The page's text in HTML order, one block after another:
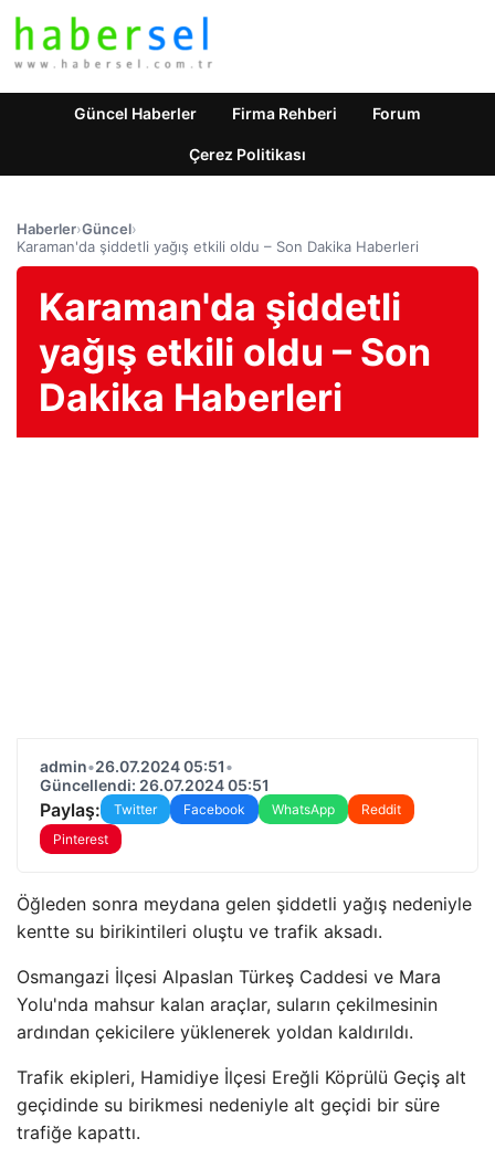
Güncel Haberler Firma Rehberi Forum
Çerez Politikası
Haberler›Güncel›
Karaman'da şiddetli yağış etkili oldu – Son Dakika Haberleri
Karaman'da şiddetli
yağış etkili oldu – Son
Dakika Haberleri
admin•26.07.2024 05:51•
Güncellendi: 26.07.2024 05:51
Paylaş: Twitter Facebook WhatsApp
Reddit
Pinterest
Öğleden sonra meydana gelen şiddetli yağış nedeniyle
kentte su birikintileri oluştu ve trafik aksadı.
Osmangazi İlçesi Alpaslan Türkeş Caddesi ve Mara
Yolu'nda mahsur kalan araçlar, suların çekilmesinin
ardından çekicilere yüklenerek yoldan kaldırıldı.
Trafik ekipleri, Hamidiye İlçesi Ereğli Köprülü Geçiş alt
geçidinde su birikmesi nedeniyle alt geçidi bir süre
trafiğe kapattı.